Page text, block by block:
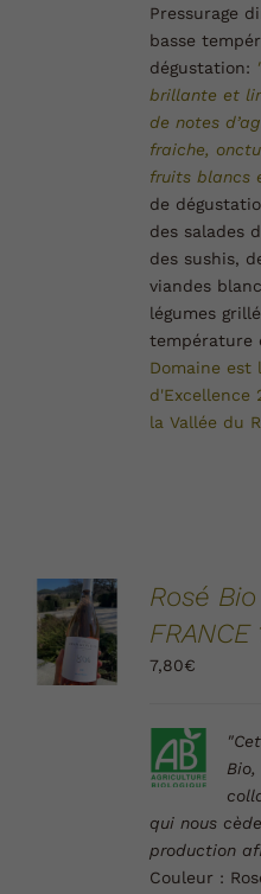
Pressurage
basse
dégustation:
brillante et
de notes
fraiche,
fruits blancs
de
des salades
des sushis,
viandes
légumes
température
Domaine est
d'Excellence
la Vallée du
AJOUTER
AU
PANIER
DÉTAILS
Rosé
7,80€
qui nous
production
Couleur :